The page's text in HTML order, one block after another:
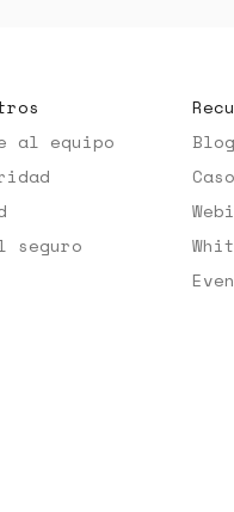
al equipo
seguro
Blog